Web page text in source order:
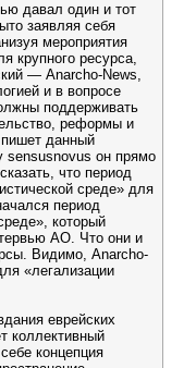
давал один и тот
заявляя себя
мероприятия
крупного ресурса,
— Anarcho-News,
и в вопросе
поддерживать
реформы и
пишет данный
sensusnovus он прямо
что период
среде» для
период
который
АО. Что они и
Видимо, Anarcho-
«легализации
еврейских
коллективный
концепция